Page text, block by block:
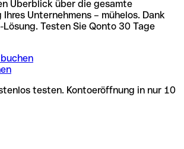
Überblick über die gesamte
Unternehmens – mühelos. Dank
Testen Sie Qonto 30 Tage
testen. Kontoeröffnung in nur 10